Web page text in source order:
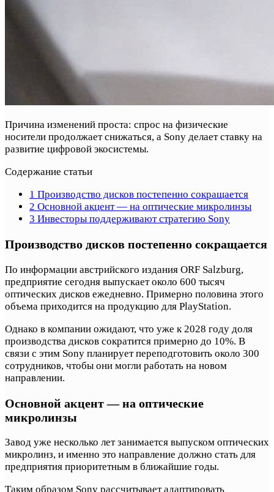
Причина изменений проста: спрос на физические
носители продолжает снижаться, а Sony делает ставку на
развитие цифровой экосистемы.
Содержание статьи
1 Производство дисков постепенно сокращается
2 Основной акцент — на оптические микролинзы
3 Инвесторы поддерживают стратегию Sony
Производство дисков постепенно сокращается
По информации австрийского издания ORF Salzburg,
предприятие сегодня выпускает около 600 тысяч
оптических дисков ежедневно. Примерно половина этого
объема приходится на продукцию для PlayStation.
Однако в компании ожидают, что уже к 2028 году доля
производства дисков сократится примерно до 10%. В
связи с этим Sony планирует переподготовить около 300
сотрудников, чтобы они могли работать на новом
направлении.
Основной акцент — на оптические
микролинзы
Завод уже несколько лет занимается выпуском оптических
микролинз, и именно это направление должно стать для
предприятия приоритетным в ближайшие годы.
Таким образом Sony рассчитывает адаптировать